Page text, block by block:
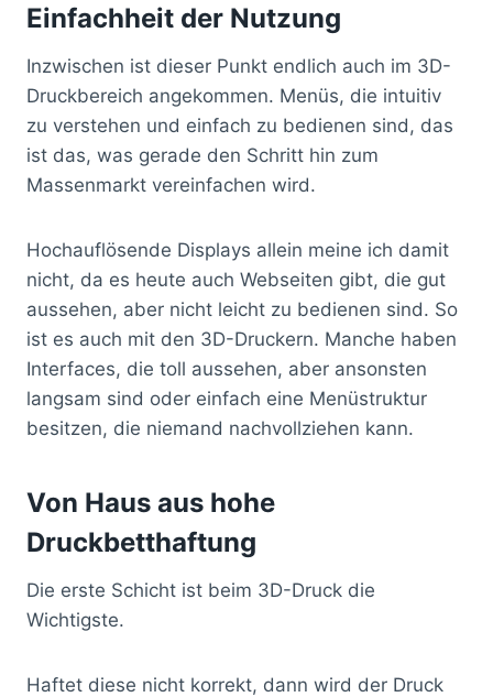
Einfachheit der Nutzung
Inzwischen ist dieser Punkt endlich auch im 3D-
Druckbereich angekommen. Menüs, die intuitiv
zu verstehen und einfach zu bedienen sind, das
ist das, was gerade den Schritt hin zum
Massenmarkt vereinfachen wird.
Hochauflösende Displays allein meine ich damit
nicht, da es heute auch Webseiten gibt, die gut
aussehen, aber nicht leicht zu bedienen sind. So
ist es auch mit den 3D-Druckern. Manche haben
Interfaces, die toll aussehen, aber ansonsten
langsam sind oder einfach eine Menüstruktur
besitzen, die niemand nachvollziehen kann.
Von Haus aus hohe
Druckbetthaftung
Die erste Schicht ist beim 3D-Druck die
Wichtigste.
Haftet diese nicht korrekt, dann wird der Druck